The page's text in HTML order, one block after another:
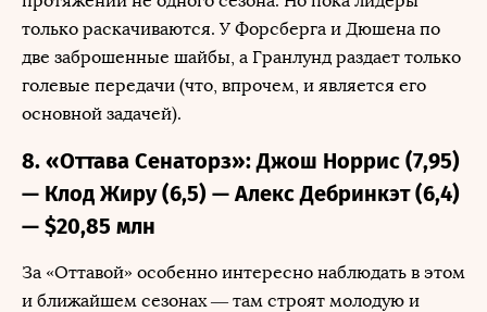
только раскачиваются. У Форсберга и Дюшена по
две заброшенные шайбы, а Гранлунд раздает только
голевые передачи (что, впрочем, и является его
основной задачей).
8. «Оттава Сенаторз»: Джош Норрис (7,95)
— Клод Жиру (6,5) — Алекс Дебринкэт (6,4)
— $20,85 млн
За «Оттавой» особенно интересно наблюдать в этом
и ближайшем сезонах — там строят молодую и